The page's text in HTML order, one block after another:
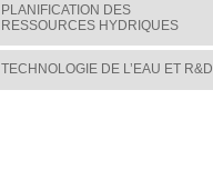
PLANIFICATION DES
RESSOURCES HYDRIQUES
TECHNOLOGIE DE L’EAU ET R&D